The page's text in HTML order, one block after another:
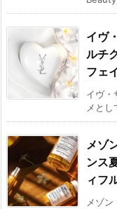
イヴ
ルチ
フェ
イヴ
メとし
メゾ
ンス
ィフ
メゾ